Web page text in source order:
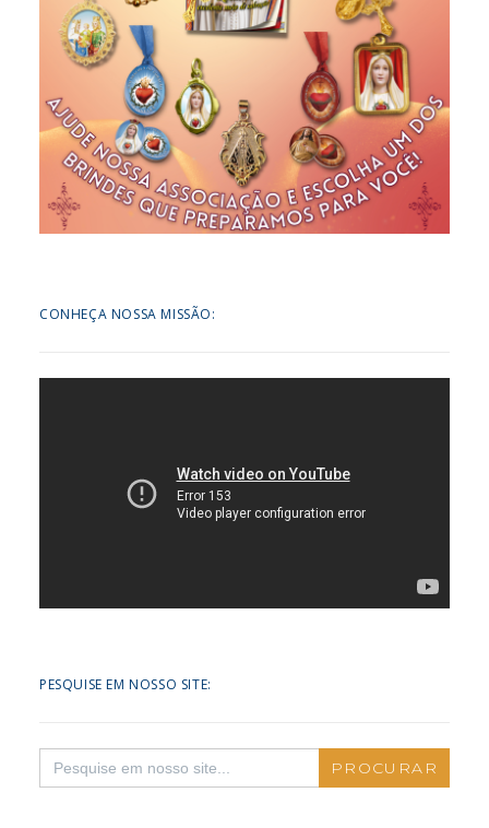
CONHEÇA NOSSA MISSÃO:
PESQUISE EM NOSSO SITE:
Search
for: